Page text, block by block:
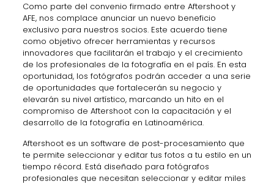
Como parte del convenio firmado entre Aftershoot y
AFE, nos complace anunciar un nuevo beneficio
exclusivo para nuestros socios. Este acuerdo tiene
como objetivo ofrecer herramientas y recursos
innovadores que facilitarán el trabajo y el crecimiento
de los profesionales de la fotografía en el país. En esta
oportunidad, los fotógrafos podrán acceder a una serie
de oportunidades que fortalecerán su negocio y
elevarán su nivel artístico, marcando un hito en el
compromiso de Aftershoot con la capacitación y el
desarrollo de la fotografía en Latinoamérica.
Aftershoot es un software de post-procesamiento que
te permite seleccionar y editar tus fotos a tu estilo en un
tiempo récord. Está diseñado para fotógrafos
profesionales que necesitan seleccionar y editar miles